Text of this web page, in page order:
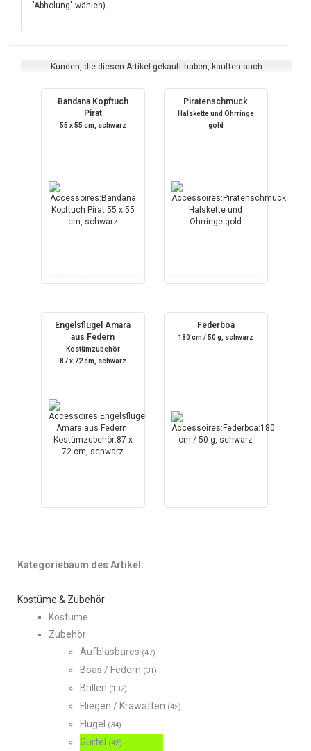
"Abholung" wählen)
Kunden, die diesen Artikel gekauft haben, kauften auch
Bandana Kopftuch
Pirat
55 x 55 cm, schwarz
Piratenschmuck
Halskette und Ohrringe
gold
Engelsflügel Amara
aus Federn
Kostümzubehör
87 x 72 cm, schwarz
Federboa
180 cm / 50 g, schwarz
Kategoriebaum des Artikel:
Kostüme & Zubehör
Kostüme
Zubehör
Aufblasbares (47)
Boas / Federn (31)
Brillen (132)
Fliegen / Krawatten (45)
Flügel (34)
Gürtel (45)